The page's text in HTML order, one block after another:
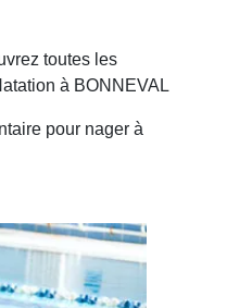
toutes les
à BONNEVAL
pour nager à